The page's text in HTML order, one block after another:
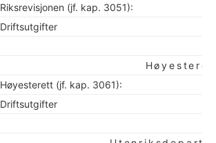
Riksrevisjonen (jf. kap. 3051):
Driftsutgifter
Høyesterett (jf. kap. 3061):
Driftsutgifter